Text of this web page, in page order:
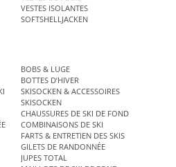
VESTES ISOLANTES
SOFTSHELLJACKEN
BOBS & LUGE
BOTTES D’HIVER
SKISOCKEN & ACCESSOIRES
SKISOCKEN
CHAUSSURES DE SKI DE FOND
COMBINAISONS DE SKI
FARTS & ENTRETIEN DES SKIS
GILETS DE RANDONNÉE
JUPES TOTAL